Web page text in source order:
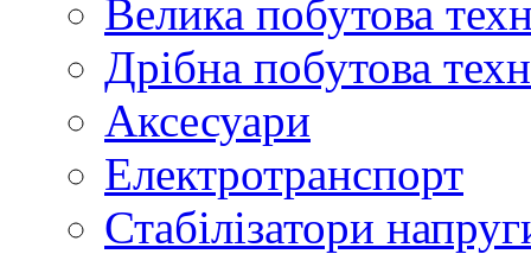
Велика побутова
Дрібна побутова
Аксесуари
Електротранспорт
Стабілізатори